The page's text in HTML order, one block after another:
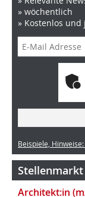
» wöchentlich
» Kostenlos
Beispiele,
Architekt:in